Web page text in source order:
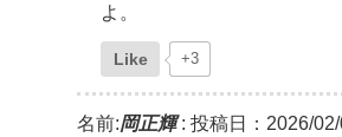
よ。
Like +3
名前:岡正輝: 投稿日：2026/